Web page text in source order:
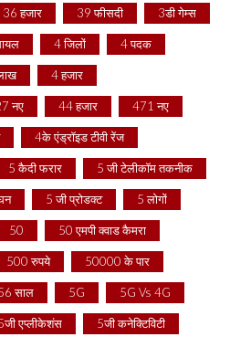
36 हजार 39 फीसदी 3डी गेम्स
4 जिलों 4 पदक
4 हजार
नए 44 हजार 471 नए
4के एंड्रॉइड टीवी रेंज
5 कैदी फरार 5 जी टेलीकॉम तकनीक
5 जी प्रोडक्ट 5 लोगों
50 50 एमपी क्वाड कैमरा
500 रुपये 50000 के पार
साल 5G 5G Vs 4G
एप्लीकेशंस 5जी कनेक्टिविटी